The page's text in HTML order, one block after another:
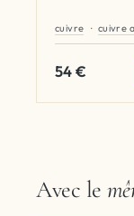
cuivre cuivre
54€
Avec le